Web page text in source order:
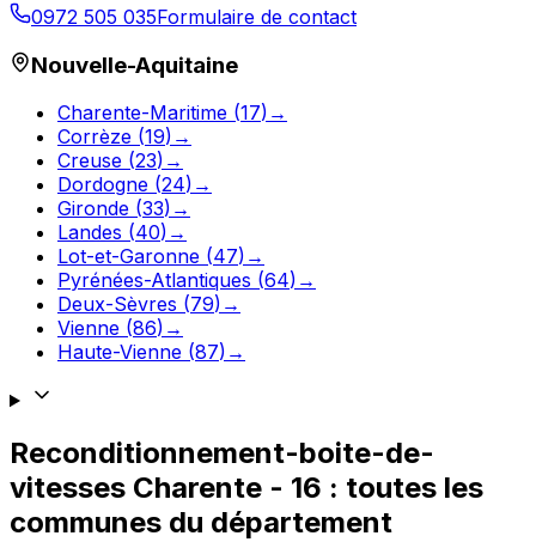
0972 505 035Formulaire de contact
Nouvelle-Aquitaine
Charente-Maritime (17) →
Corrèze (19) →
Creuse (23) →
Dordogne (24) →
Gironde (33) →
Landes (40) →
Lot-et-Garonne (47) →
Pyrénées-Atlantiques (64) →
Deux-Sèvres (79) →
Vienne (86) →
Haute-Vienne (87) →
Reconditionnement-boite-de-
vitesses Charente - 16 : toutes les
communes du département